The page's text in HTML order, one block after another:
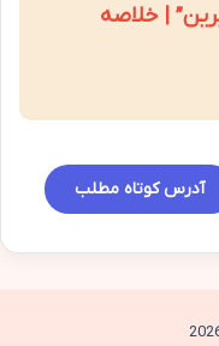
| خلاصه
آدرس کوتاه مطلب